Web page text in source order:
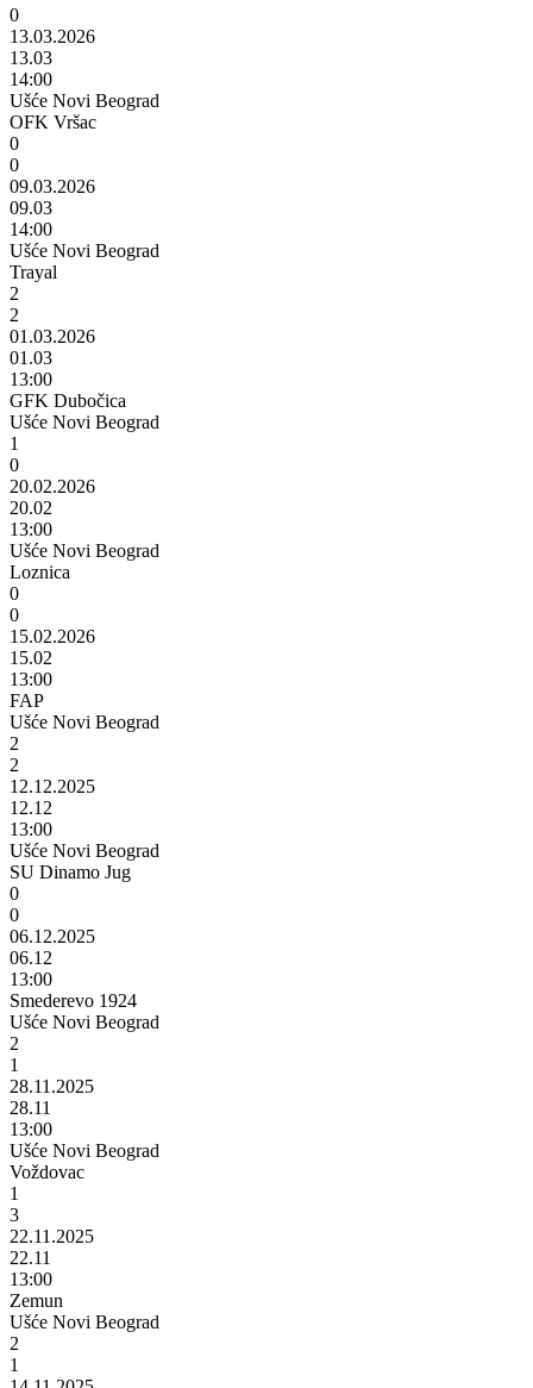
0
13.03.2026
13.03
14:00
Ušće Novi Beograd
OFK Vršac
0
0
09.03.2026
09.03
14:00
Ušće Novi Beograd
Trayal
2
2
01.03.2026
01.03
13:00
GFK Dubočica
Ušće Novi Beograd
1
0
20.02.2026
20.02
13:00
Ušće Novi Beograd
Loznica
0
0
15.02.2026
15.02
13:00
FAP
Ušće Novi Beograd
2
2
12.12.2025
12.12
13:00
Ušće Novi Beograd
SU Dinamo Jug
0
0
06.12.2025
06.12
13:00
Smederevo 1924
Ušće Novi Beograd
2
1
28.11.2025
28.11
13:00
Ušće Novi Beograd
Voždovac
1
3
22.11.2025
22.11
13:00
Zemun
Ušće Novi Beograd
2
1